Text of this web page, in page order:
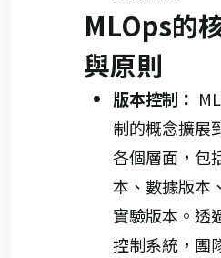
MLOps的
與原則
版本控制：
制的概念擴展
各個層面，包
本、數據版本
實驗版本。透
控制系統，團